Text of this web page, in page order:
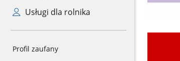
Usługi dla rolnika
Profil zaufany